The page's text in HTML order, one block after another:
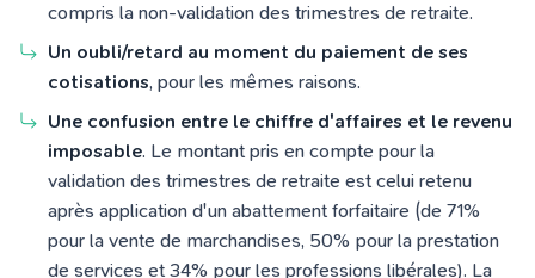
compris la non-validation des trimestres de retraite.
Un oubli/retard au moment du paiement de ses
cotisations, pour les mêmes raisons.
Une confusion entre le chiffre d'affaires et le revenu
imposable. Le montant pris en compte pour la
validation des trimestres de retraite est celui retenu
après application d'un abattement forfaitaire (de 71%
pour la vente de marchandises, 50% pour la prestation
de services et 34% pour les professions libérales). La